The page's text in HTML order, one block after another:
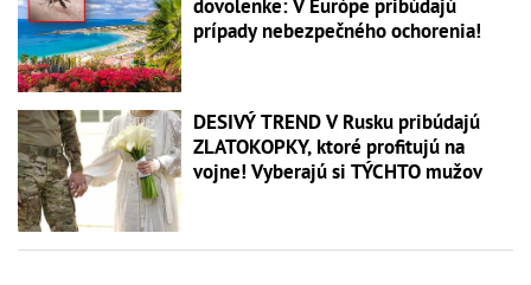
dovolenke: V Európe pribúdajú
prípady nebezpečného ochorenia!
DESIVÝ TREND V Rusku pribúdajú
ZLATOKOPKY, ktoré profitujú na
vojne! Vyberajú si TÝCHTO mužov